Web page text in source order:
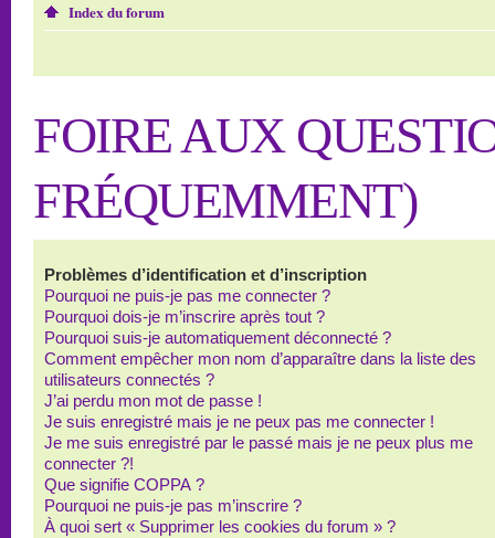
Index du forum
FOIRE AUX
FRÉQUEMMENT)
Problèmes d’identification et d’inscription
Pourquoi ne puis-je pas me connecter ?
Pourquoi dois-je m’inscrire après tout ?
Pourquoi suis-je automatiquement déconnecté ?
Comment empêcher mon nom d’apparaître dans la liste des
utilisateurs connectés ?
J’ai perdu mon mot de passe !
Je suis enregistré mais je ne peux pas me connecter !
Je me suis enregistré par le passé mais je ne peux plus me
connecter ?!
Que signifie COPPA ?
Pourquoi ne puis-je pas m’inscrire ?
À quoi sert « Supprimer les cookies du forum » ?